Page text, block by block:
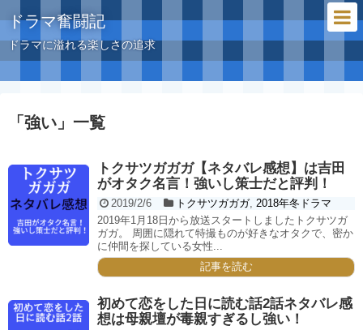
ドラマ奮闘記
ドラマに溢れる楽しさの追求
「 強い 」 一覧
トクサツガガガ【ネタバレ感想】は吉田
がオタク名言！強いし策士だと評判！
2019/2/6 トクサツガガガ, 2018年冬ドラマ
2019年1月18日から放送スタートしましたトクサツガ
ガガ。 周囲に隠れて特撮ものが好きなオタクで、密か
に仲間を探している女性...
記事を読む
初めて恋をした日に読む話2話ネタバレ感
想は母親壇が毒親すぎるし強い！